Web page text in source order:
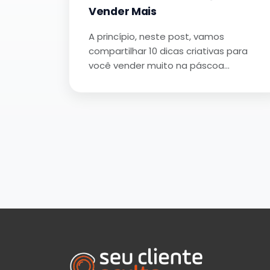
Vender Mais
A princípio, neste post, vamos
compartilhar 10 dicas criativas para
você vender muito na páscoa…